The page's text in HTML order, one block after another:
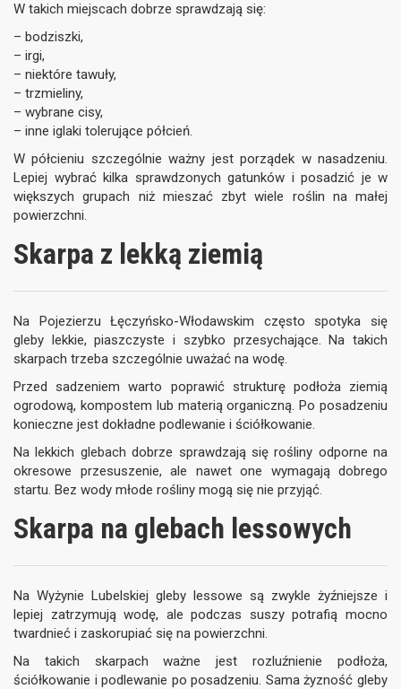
W takich miejscach dobrze sprawdzają się:
– bodziszki,
– irgi,
– niektóre tawuły,
– trzmieliny,
– wybrane cisy,
– inne iglaki tolerujące półcień.
W półcieniu szczególnie ważny jest porządek w nasadzeniu.
Lepiej wybrać kilka sprawdzonych gatunków i posadzić je w
większych grupach niż mieszać zbyt wiele roślin na małej
powierzchni.
Skarpa z lekką ziemią
Na Pojezierzu Łęczyńsko-Włodawskim często spotyka się
gleby lekkie, piaszczyste i szybko przesychające. Na takich
skarpach trzeba szczególnie uważać na wodę.
Przed sadzeniem warto poprawić strukturę podłoża ziemią
ogrodową, kompostem lub materią organiczną. Po posadzeniu
konieczne jest dokładne podlewanie i ściółkowanie.
Na lekkich glebach dobrze sprawdzają się rośliny odporne na
okresowe przesuszenie, ale nawet one wymagają dobrego
startu. Bez wody młode rośliny mogą się nie przyjąć.
Skarpa na glebach lessowych
Na Wyżynie Lubelskiej gleby lessowe są zwykle żyźniejsze i
lepiej zatrzymują wodę, ale podczas suszy potrafią mocno
twardnieć i zaskorupiać się na powierzchni.
Na takich skarpach ważne jest rozluźnienie podłoża,
ściółkowanie i podlewanie po posadzeniu. Sama żyzność gleby